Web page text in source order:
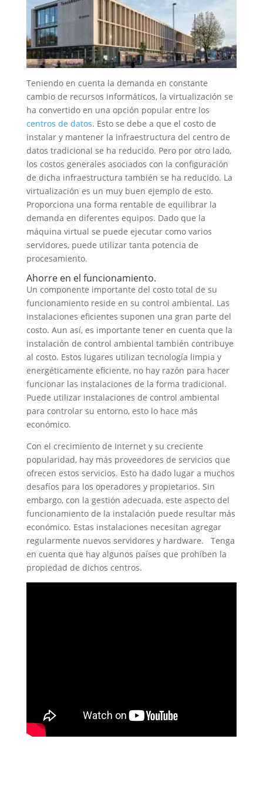
Teniendo en cuenta la demanda en constante
cambio de recursos informáticos, la virtualización se
ha convertido en una opción popular entre los
centros de datos. Esto se debe a que el costo de
instalar y mantener la infraestructura del centro de
datos tradicional se ha reducido. Pero por otro lado,
los costos generales asociados con la configuración
de dicha infraestructura también se ha reducido. La
virtualización es un muy buen ejemplo de esto.
Proporciona una forma rentable de equilibrar la
demanda en diferentes equipos. Dado que la
máquina virtual se puede ejecutar como varios
servidores, puede utilizar tanta potencia de
procesamiento.
Ahorre en el funcionamiento.
Un componente importante del costo total de su
funcionamiento reside en su control ambiental. Las
instalaciones eficientes suponen una gran parte del
costo. Aun así, es importante tener en cuenta que la
instalación de control ambiental también contribuye
al costo. Estos lugares utilizan tecnología limpia y
energéticamente eficiente, no hay razón para hacer
funcionar las instalaciones de la forma tradicional.
Puede utilizar instalaciones de control ambiental
para controlar su entorno, esto lo hace más
económico.
Con el crecimiento de Internet y su creciente
popularidad, hay más proveedores de servicios que
ofrecen estos servicios. Esto ha dado lugar a muchos
desafíos para los operadores y propietarios. Sin
embargo, con la gestión adecuada, este aspecto del
funcionamiento de la instalación puede resultar más
económico. Estas instalaciones necesitan agregar
regularmente nuevos servidores y hardware. Tenga
en cuenta que hay algunos países que prohíben la
propiedad de dichos centros.